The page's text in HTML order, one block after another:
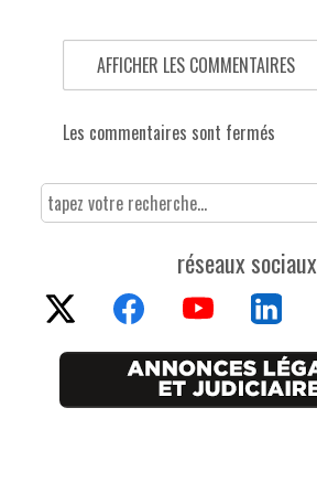
AFFICHER LES COMMENTAIRES
Les commentaires sont fermés
réseaux sociaux